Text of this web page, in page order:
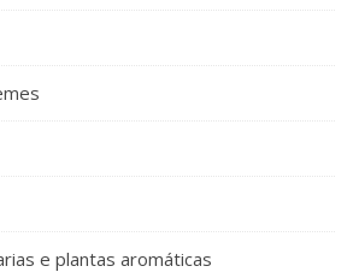
e plantas aromáticas